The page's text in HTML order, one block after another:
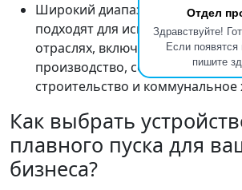
Отдел
Здравствуйте!
Если
пишите
Широкий диапазон применений:
подходят для использования в
отраслях, включая
производство, сельское
строительство и коммунальное
Как выбрать
плавного пуска для
бизнеса?